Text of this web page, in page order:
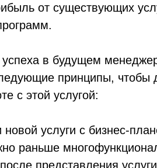
от существующих
в будущем
принципы, чтобы
с этой услугой:
новой услуги с бизнес-
раньше
представления